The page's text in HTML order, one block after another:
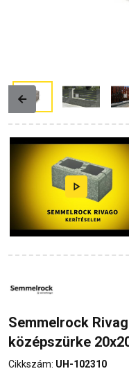
Previous
Semmelrock
középszürke
Cikkszám: UH-102310